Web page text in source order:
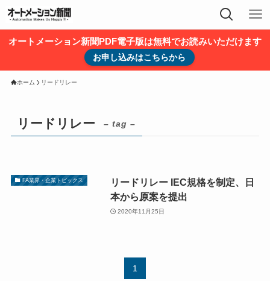
オートメーション新聞PDF電子版は無料でお読みいただけます
お申し込みはこちらから
ホーム リードリレー
リードリレー – tag –
FA業界・企業トピックス
リードリレー IEC規格を制定、日
本から原案を提出
2020年11月25日
1